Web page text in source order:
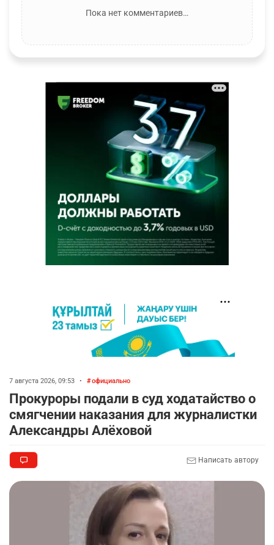
Пока нет комментариев…
7 августа 2026, 09:53 • официально
Прокуроры подали в суд ходатайство о
смягчении наказания для журналистки
Александры Алёховой
Написать автору